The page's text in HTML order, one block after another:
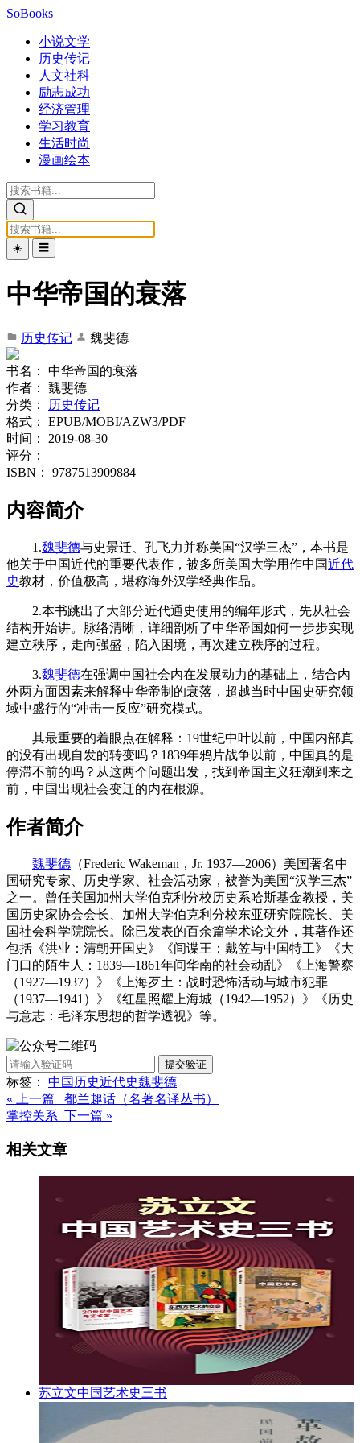
SoBooks
小说文学
历史传记
人文社科
励志成功
经济管理
学习教育
生活时尚
漫画绘本
☀️ ☰
中华帝国的衰落
历史传记 魏斐德
书名：
中华帝国的衰落
作者：
魏斐德
分类：
历史传记
格式：
EPUB/MOBI/AZW3/PDF
时间：
2019-08-30
评分：
ISBN：
9787513909884
内容简介
1.魏斐德与史景迁、孔飞力并称美国“汉学三杰”，本书是
他关于中国近代的重要代表作，被多所美国大学用作中国近代
史教材，价值极高，堪称海外汉学经典作品。
2.本书跳出了大部分近代通史使用的编年形式，先从社会
结构开始讲。脉络清晰，详细剖析了中华帝国如何一步步实现
建立秩序，走向强盛，陷入困境，再次建立秩序的过程。
3.魏斐德在强调中国社会内在发展动力的基础上，结合内
外两方面因素来解释中华帝制的衰落，超越当时中国史研究领
域中盛行的“冲击一反应”研究模式。
其最重要的着眼点在解释：19世纪中叶以前，中国内部真
的没有出现自发的转变吗？1839年鸦片战争以前，中国真的是
停滞不前的吗？从这两个问题出发，找到帝国主义狂潮到来之
前，中国出现社会变迁的内在根源。
作者简介
魏斐德 （Frederic Wakeman，Jr. 1937—2006）美国著名中
国研究专家、历史学家、社会活动家，被誉为美国“汉学三杰”
之一。曾任美国加州大学伯克利分校历史系哈斯基金教授，美
国历史家协会会长、加州大学伯克利分校东亚研究院院长、美
国社会科学院院长。除已发表的百余篇学术论文外，其著作还
包括《洪业：清朝开国史》《间谍王：戴笠与中国特工》《大
门口的陌生人：1839—1861年间华南的社会动乱》《上海警察
（1927—1937）》《上海歹土：战时恐怖活动与城市犯罪
（1937—1941）》《红星照耀上海城（1942—1952）》《历史
与意志：毛泽东思想的哲学透视》等。
提交验证
标签： 中国历史近代史魏斐德
« 上一篇 都兰趣话（名著名译丛书）
掌控关系 下一篇 »
相关文章
苏立文中国艺术史三书